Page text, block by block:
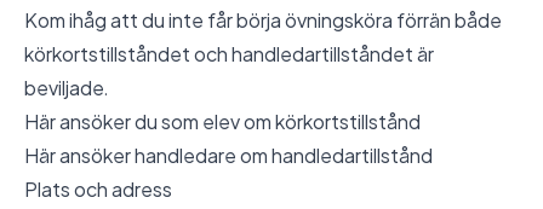
Kom ihåg att du inte får börja övningsköra förrän både
körkortstillståndet och handledartillståndet är
beviljade.
Här ansöker du som elev om körkortstillstånd
Här ansöker handledare om handledartillstånd
Plats och adress